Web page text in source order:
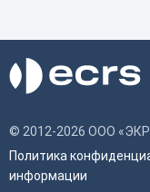
© 2012-2026 ООО «ЭКР
Политика
информации